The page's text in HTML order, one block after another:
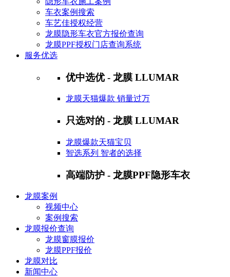
车衣案例搜索
车艺佳授权经营
龙膜隐形车衣官方报价查询
龙膜PPF授权门店查询系统
服务优选
优中选优 - 龙膜 LLUMAR
龙膜天猫爆款 销量过万
只选对的 - 龙膜 LLUMAR
龙膜爆款天猫宝贝
智选系列 智者的选择
高端防护 - 龙膜PPF隐形车衣
龙膜案例
视频中心
案例搜索
龙膜报价查询
龙膜窗膜报价
龙膜PPF报价
龙膜对比
新闻中心